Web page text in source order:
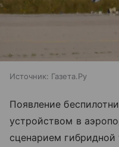
Источник: Газета.Ру
Появление
устройством в
сценарием гибридной